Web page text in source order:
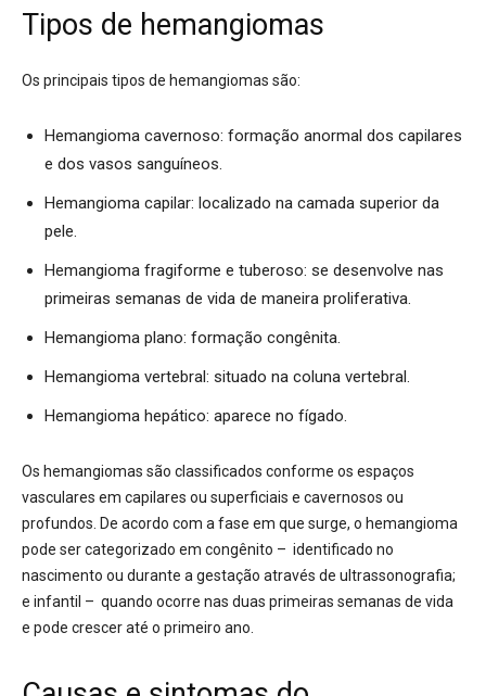
Tipos de hemangiomas
Os principais tipos de hemangiomas são:
Hemangioma cavernoso: formação anormal dos capilares
e dos vasos sanguíneos.
Hemangioma capilar: localizado na camada superior da
pele.
Hemangioma fragiforme e tuberoso: se desenvolve nas
primeiras semanas de vida de maneira proliferativa.
Hemangioma plano: formação congênita.
Hemangioma vertebral: situado na coluna vertebral.
Hemangioma hepático: aparece no fígado.
Os hemangiomas são classificados conforme os espaços
vasculares em capilares ou superficiais e cavernosos ou
profundos. De acordo com a fase em que surge, o hemangioma
pode ser categorizado em congênito – identificado no
nascimento ou durante a gestação através de ultrassonografia;
e infantil – quando ocorre nas duas primeiras semanas de vida
e pode crescer até o primeiro ano.